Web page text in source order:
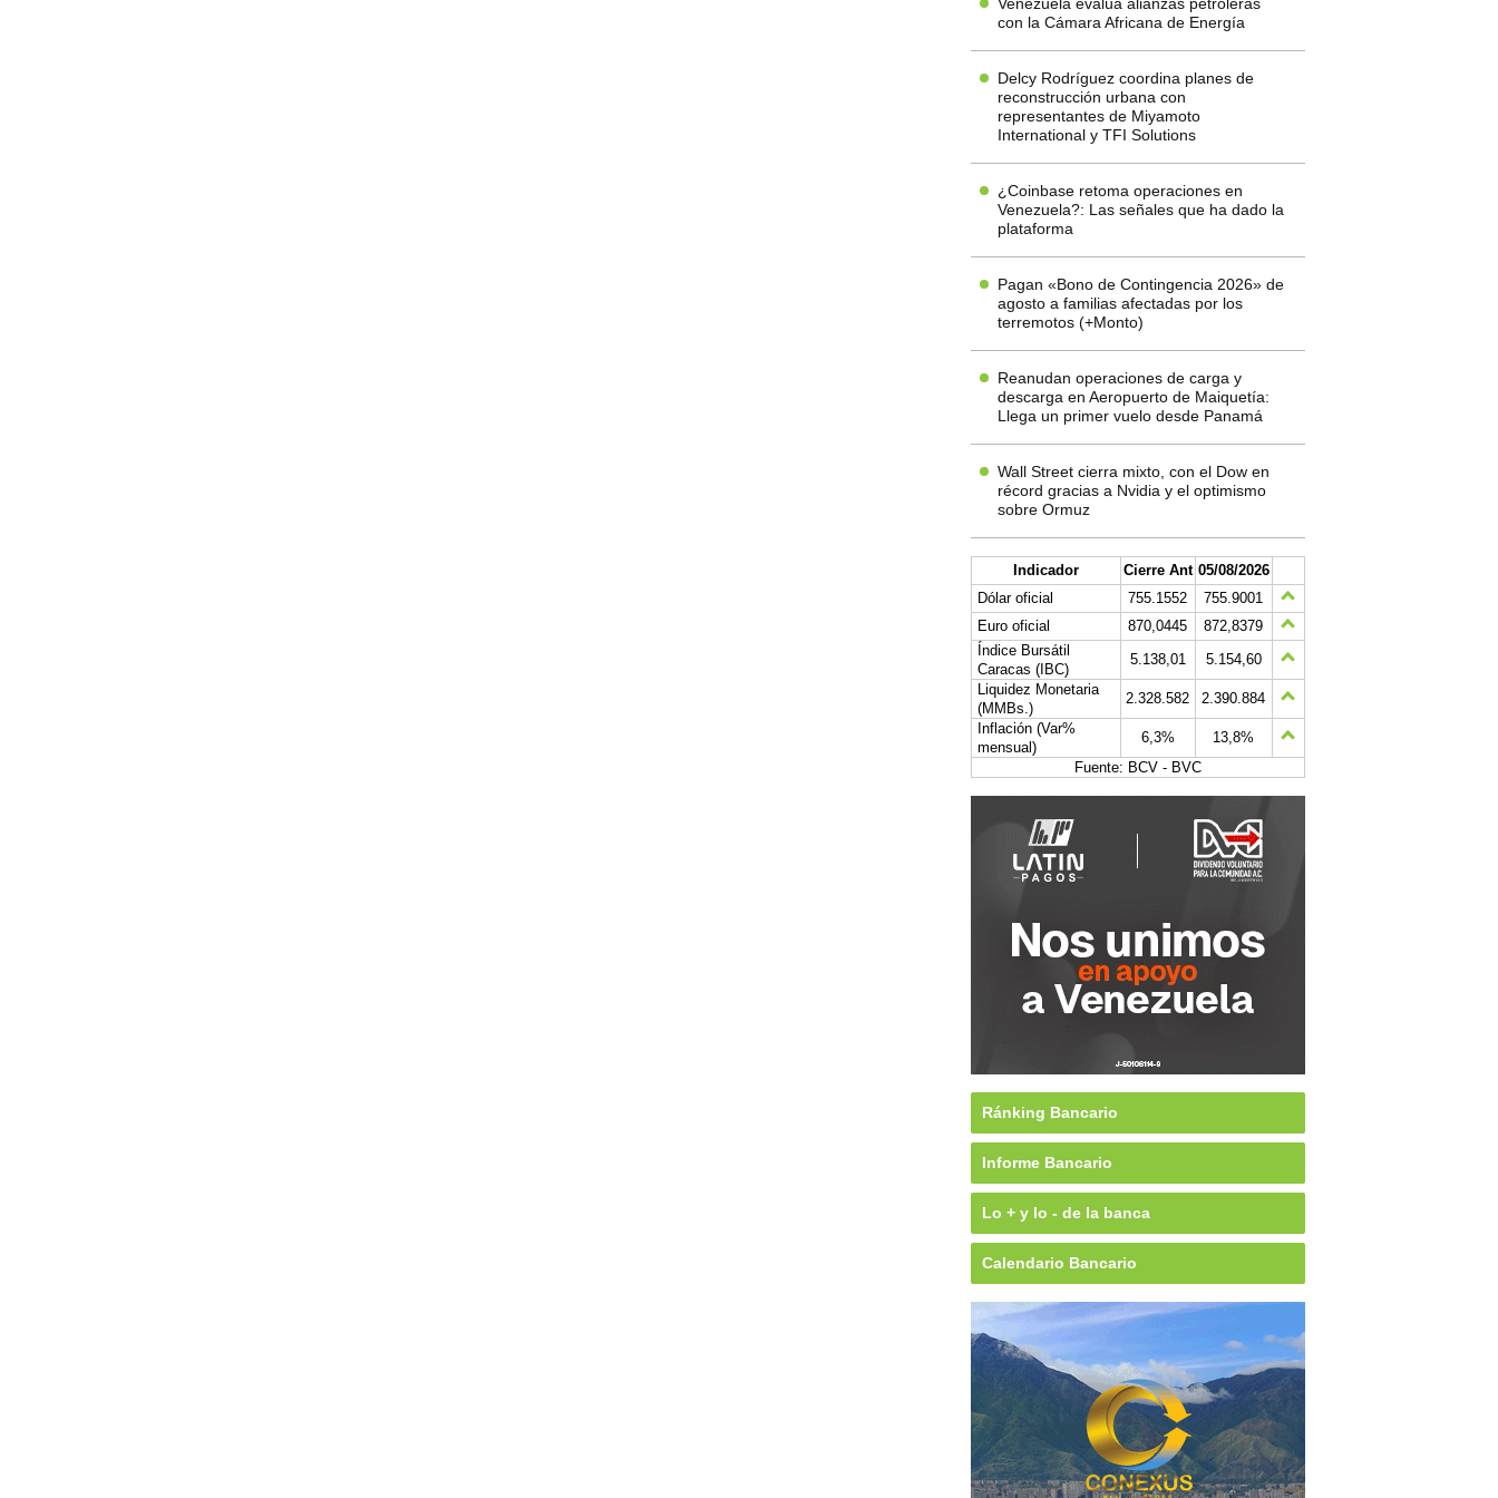
con la Cámara Africana de Energía
Delcy Rodríguez coordina planes de
reconstrucción urbana con
representantes de Miyamoto
International y TFI Solutions
¿Coinbase retoma operaciones en
Venezuela?: Las señales que ha dado la
plataforma
Pagan «Bono de Contingencia 2026» de
agosto a familias afectadas por los
terremotos (+Monto)
Reanudan operaciones de carga y
descarga en Aeropuerto de Maiquetía:
Llega un primer vuelo desde Panamá
Wall Street cierra mixto, con el Dow en
récord gracias a Nvidia y el optimismo
sobre Ormuz
Indicador Cierre Ant 05/08/2026
Dólar oficial
755.1552
755.9001
Euro oficial
870,0445
872,8379
Índice Bursátil
Caracas (IBC)
5.138,01
5.154,60
Liquidez Monetaria
(MMBs.)
2.328.582
2.390.884
Inflación (Var%
mensual)
6,3%
13,8%
Fuente: BCV - BVC
Ránking Bancario
Informe Bancario
Lo + y lo - de la banca
Calendario Bancario